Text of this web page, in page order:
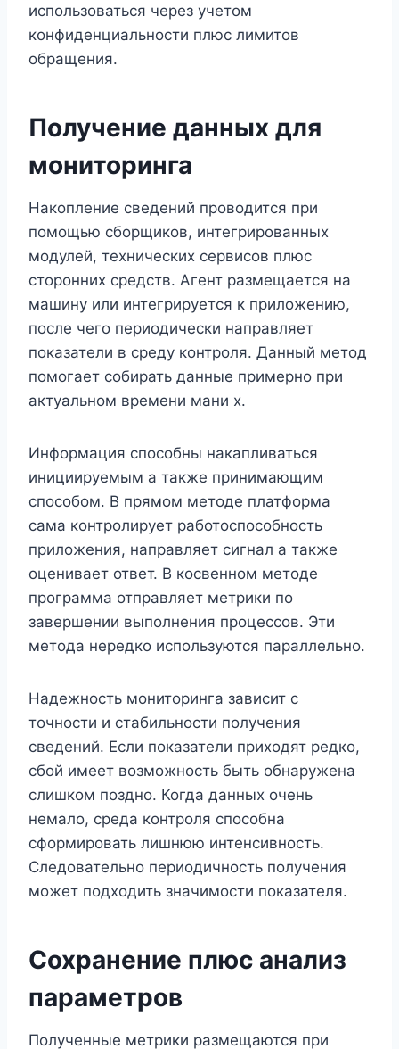
использоваться через учетом
конфиденциальности плюс лимитов
обращения.
Получение данных для
мониторинга
Накопление сведений проводится при
помощью сборщиков, интегрированных
модулей, технических сервисов плюс
сторонних средств. Агент размещается на
машину или интегрируется к приложению,
после чего периодически направляет
показатели в среду контроля. Данный метод
помогает собирать данные примерно при
актуальном времени мани х.
Информация способны накапливаться
инициируемым а также принимающим
способом. В прямом методе платформа
сама контролирует работоспособность
приложения, направляет сигнал а также
оценивает ответ. В косвенном методе
программа отправляет метрики по
завершении выполнения процессов. Эти
метода нередко используются параллельно.
Надежность мониторинга зависит с
точности и стабильности получения
сведений. Если показатели приходят редко,
сбой имеет возможность быть обнаружена
слишком поздно. Когда данных очень
немало, среда контроля способна
сформировать лишнюю интенсивность.
Следовательно периодичность получения
может подходить значимости показателя.
Сохранение плюс анализ
параметров
Полученные метрики размещаются при